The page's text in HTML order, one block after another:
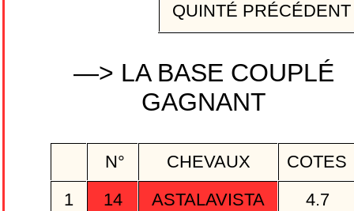
QUINTÉ
—> LA BASE COUPLÉ
GAGNANT
N° CHEVAUX
COTES
1
14 ASTALAVISTA
4.7